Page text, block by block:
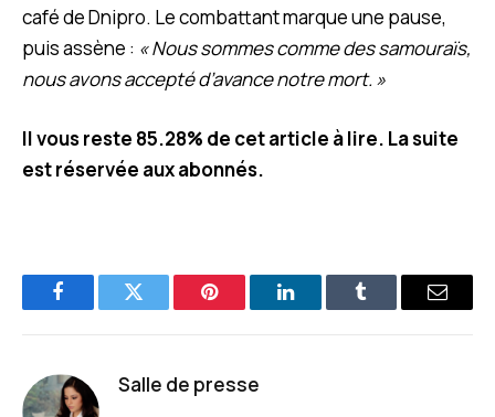
café de Dnipro. Le combattant marque une pause,
puis assène : « Nous sommes comme des samouraïs,
nous avons accepté d’avance notre mort. »
Il vous reste 85.28% de cet article à lire. La suite
est réservée aux abonnés.
FacebookTwitter Pinterest LinkedInTumblr
E-
Salle de presse